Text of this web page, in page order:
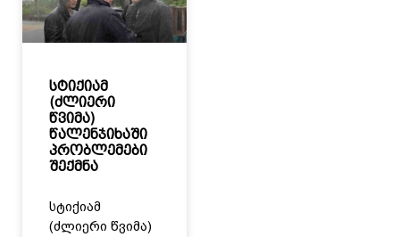
სტიქიამ
(ძლიერი
წვიმა)
წალენჯიხაში
პრობლემები
შექმნა
სტიქიამ
(ძლიერი წვიმა)